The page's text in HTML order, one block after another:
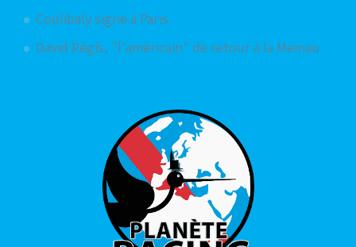
Coulibaly signe à Paris
David Régis, "l'américain" de retour à la Meinau